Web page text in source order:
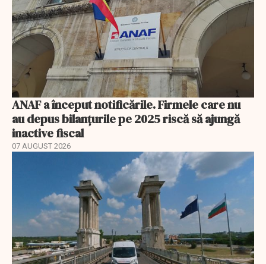
ANAF a început notificările. Firmele care nu
au depus bilanțurile pe 2025 riscă să ajungă
inactive fiscal
07 AUGUST 2026